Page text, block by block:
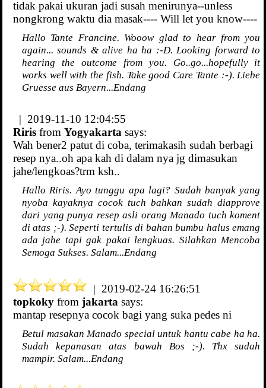
tidak pakai ukuran jadi susah menirunya--unless
nongkrong waktu dia masak---- Will let you know----
Hallo Tante Francine. Wooow glad to hear from you
again... sounds & alive ha ha :-D. Looking forward to
hearing the outcome from you. Go..go...hopefully it
works well with the fish. Take good Care Tante :-). Liebe
Gruesse aus Bayern...Endang
| 2019-11-10 12:04:55
Riris from Yogyakarta says:
Wah bener2 patut di coba, terimakasih sudah berbagi
resep nya..oh apa kah di dalam nya jg dimasukan
jahe/lengkoas?trm ksh..
Hallo Riris. Ayo tunggu apa lagi? Sudah banyak yang
nyoba kayaknya cocok tuch bahkan sudah diapprove
dari yang punya resep asli orang Manado tuch koment
di atas ;-). Seperti tertulis di bahan bumbu halus emang
ada jahe tapi gak pakai lengkuas. Silahkan Mencoba
Semoga Sukses. Salam...Endang
| 2019-02-24 16:26:51
topkoky from jakarta says:
mantap resepnya cocok bagi yang suka pedes ni
Betul masakan Manado special untuk hantu cabe ha ha.
Sudah kepanasan atas bawah Bos ;-). Thx sudah
mampir. Salam...Endang